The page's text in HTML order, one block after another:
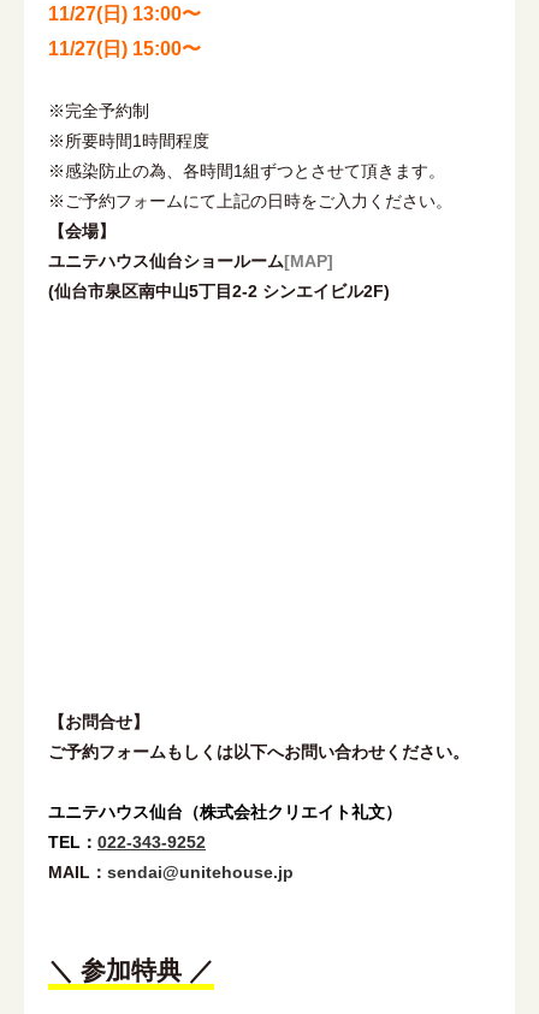
11/27(日) 13:00〜
11/27(日) 15:00〜
※完全予約制
※所要時間1時間程度
※感染防止の為、各時間1組ずつとさせて頂きます。
※ご予約フォームにて上記の日時をご入力ください。
【会場】
ユニテハウス仙台ショールーム[MAP]
(仙台市泉区南中山5丁目2-2 シンエイビル2F)
【お問合せ】
ご予約フォームもしくは以下へお問い合わせください。
ユニテハウス仙台（株式会社クリエイト礼文）
TEL： 022-343-9252
MAIL： sendai@unitehouse.jp
＼ 参加特典 ／